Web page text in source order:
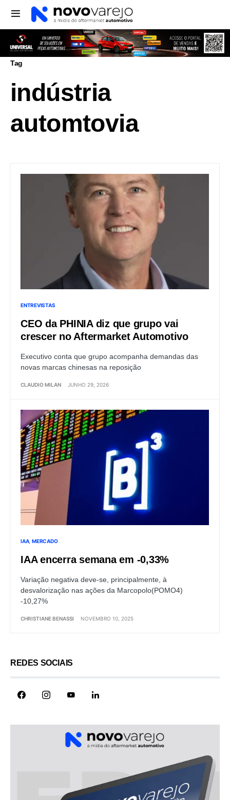
Tag
indústria
automtovia
ENTREVISTAS
CEO da PHINIA diz que grupo vai
crescer no Aftermarket Automotivo
Executivo conta que grupo acompanha demandas das
novas marcas chinesas na reposição
CLAUDIO MILAN JUNHO 29, 2026
IAA MERCADO
IAA encerra semana em -0,33%
Variação negativa deve-se, principalmente, à
desvalorização nas ações da Marcopolo(POMO4)
-10,27%
CHRISTIANE BENASSI NOVEMBRO 10, 2025
REDES SOCIAIS